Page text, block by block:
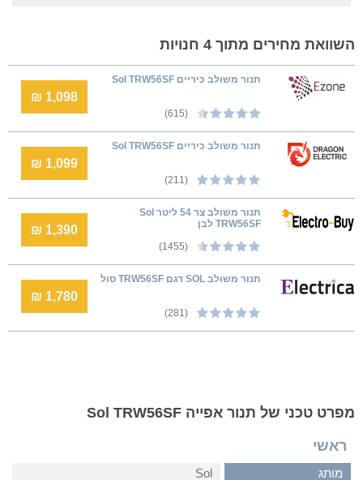
השוואת מחירים מתוך 4 חנויות
‏תנור משולב כיריים Sol TRW56SF
(615)
1,098 ₪
‏תנור משולב כיריים Sol TRW56SF
(211)
1,099 ₪
תנור משולב צר 54 ליטר Sol
TRW56SF לבן
(1455)
1,390 ₪
תנור משולב SOL דגם TRW56SF סול
(281)
1,780 ₪
מפרט טכני של תנור אפייה Sol TRW56SF
ראשי
מותג
Sol